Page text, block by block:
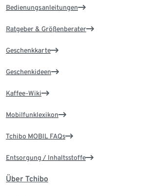
Bedienungsanleitungen
Ratgeber & Größenberater
Geschenkkarte
Geschenkideen
Kaffee-Wiki
Mobilfunklexikon
Tchibo MOBIL FAQs
Entsorgung / Inhaltsstoffe
Über Tchibo